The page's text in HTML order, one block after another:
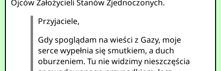
Ojców Założycieli Stanów Zjednoczonych.
Przyjaciele,
Gdy spoglądam na wieści z Gazy, moje
serce wypełnia się smutkiem, a duch
oburzeniem. Tu nie widzimy nieszczęścia